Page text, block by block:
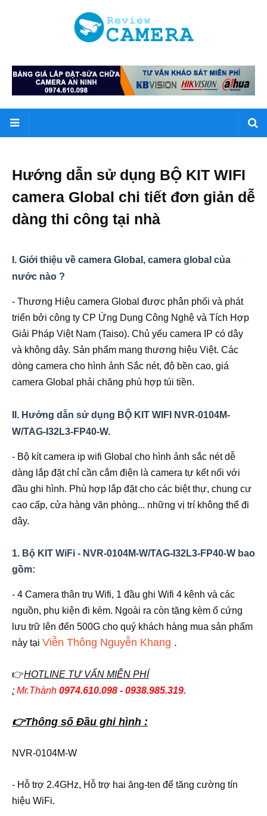
Hướng dẫn sử dụng BỘ KIT WIFI
camera Global chi tiết đơn giản dễ
dàng thi công tại nhà
I. Giới thiệu về camera Global, camera global của
nước nào ?
- Thương Hiệu camera Global được phân phối và phát
triển bởi công ty CP Ứng Dụng Công Nghệ và Tích Hợp
Giải Pháp Việt Nam (Taiso). Chủ yếu camera IP có dây
và không dây. Sản phẩm mang thương hiệu Việt. Các
dòng camera cho hình ảnh Sắc nét, độ bền cao, giá
camera Global phải chăng phù hợp túi tiền.
II. Hướng dẫn sử dụng BỘ KIT WIFI NVR-0104M-
W/TAG-I32L3-FP40-W.
- Bộ kít camera ip wifi Global cho hình ảnh sắc nét dễ
dàng lắp đặt chỉ cần cắm điện là camera tự kết nối với
đầu ghi hình. Phù hợp lắp đặt cho các biệt thự, chung cư
cao cấp, cửa hàng văn phòng... những vị trí không thể đi
dây.
1. Bộ KIT WiFi - NVR-0104M-W/TAG-I32L3-FP40-W bao
gồm:
- 4 Camera thân trụ Wifi, 1 đầu ghi Wifi 4 kênh và các
nguồn, phụ kiện đi kèm. Ngoài ra còn tặng kèm ổ cứng
lưu trữ lên đến 500G cho quý khách hàng mua sản phẩm
này tại Viễn Thông Nguyễn Khang .
👉HOTLINE TƯ VẤN MIỄN PHÍ
: Mr.Thành 0974.610.098 - 0938.985.319.
👉Thông số Đầu ghi hình :
NVR-0104M-W
- Hỗ trợ 2.4GHz, Hỗ trợ hai ăng-ten để tăng cường tín
hiệu WiFi.